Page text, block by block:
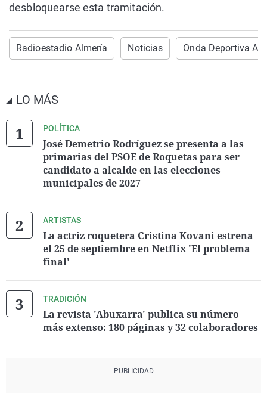
desbloquearse esta tramitación.
Radioestadio Almería Noticias Onda Deportiva
LO MÁS
POLÍTICA
José Demetrio Rodríguez se presenta a las
primarias del PSOE de Roquetas para ser
candidato a alcalde en las elecciones
municipales de 2027
ARTISTAS
La actriz roquetera Cristina Kovani estrena
el 25 de septiembre en Netflix 'El problema
final'
TRADICIÓN
La revista 'Abuxarra' publica su número
más extenso: 180 páginas y 32 colaboradores